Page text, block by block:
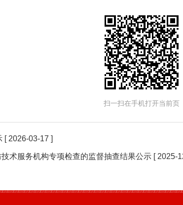
扫一扫在手机打开当前页
[ 2026-03-17 ]
术服务机构专项检查的监督抽查结果公示 [ 2025-